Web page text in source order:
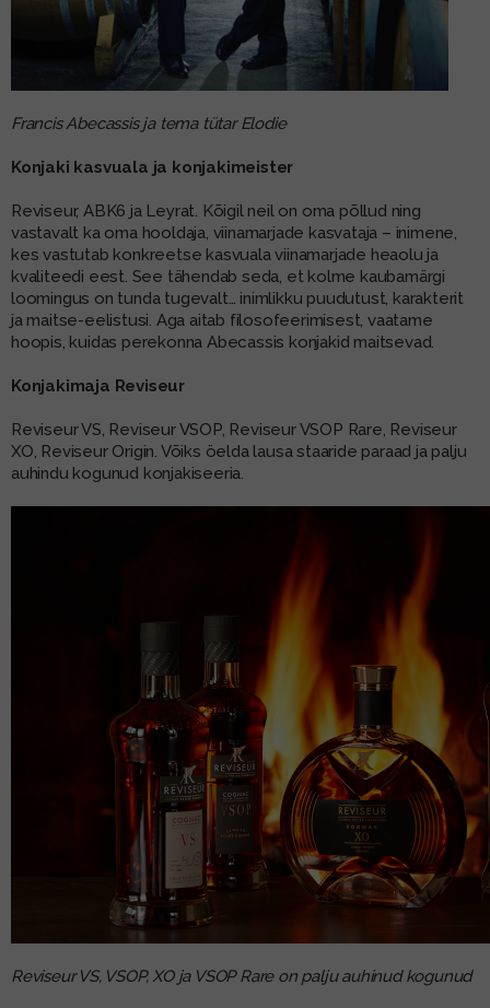
Francis Abecassis ja tema tütar Elodie
Konjaki kasvuala ja konjakimeister
Reviseur, ABK6 ja Leyrat. Kõigil neil on oma põllud ning
vastavalt ka oma hooldaja, viinamarjade kasvataja – inimene,
kes vastutab konkreetse kasvuala viinamarjade heaolu ja
kvaliteedi eest. See tähendab seda, et kolme kaubamärgi
loomingus on tunda tugevalt… inimlikku puudutust, karakterit
ja maitse-eelistusi. Aga aitab filosofeerimisest, vaatame
hoopis, kuidas perekonna Abecassis konjakid maitsevad.
Konjakimaja Reviseur
Reviseur VS, Reviseur VSOP, Reviseur VSOP Rare, Reviseur
XO, Reviseur Origin. Võiks öelda lausa staaride paraad ja palju
auhindu kogunud konjakiseeria.
Reviseur VS, VSOP, XO ja VSOP Rare on palju auhinud kogunud